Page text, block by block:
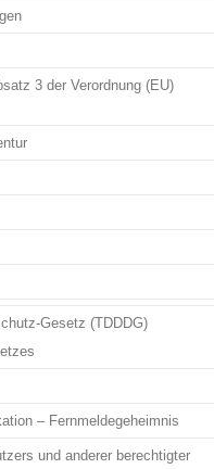
3 der Verordnung (EU)
Gesetz (TDDDG)
– Fernmeldegeheimnis
und anderer berechtigter